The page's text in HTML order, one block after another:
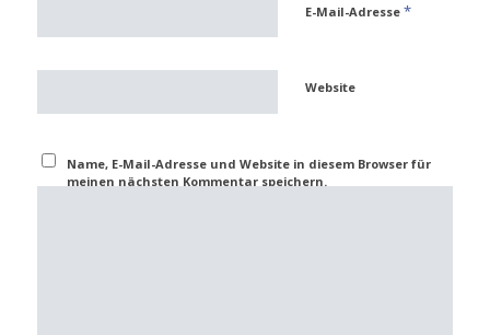
E-Mail-Adresse *
Website
Name, E-Mail-Adresse und Website in diesem Browser für
meinen nächsten Kommentar speichern.